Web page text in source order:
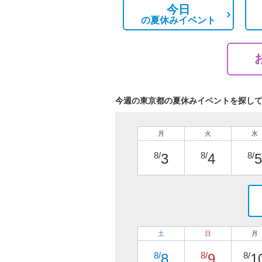
今日
の夏休みイベント
今週の東京都の夏休みイベントを探し
月
8/3
火
8/4
水
8/5
土
8/
日
8/
月
8/